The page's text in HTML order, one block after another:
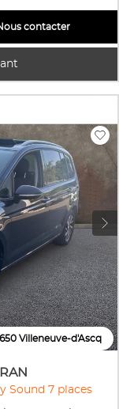
contacter
Sound 7 places
Villeneuve-d'Ascq